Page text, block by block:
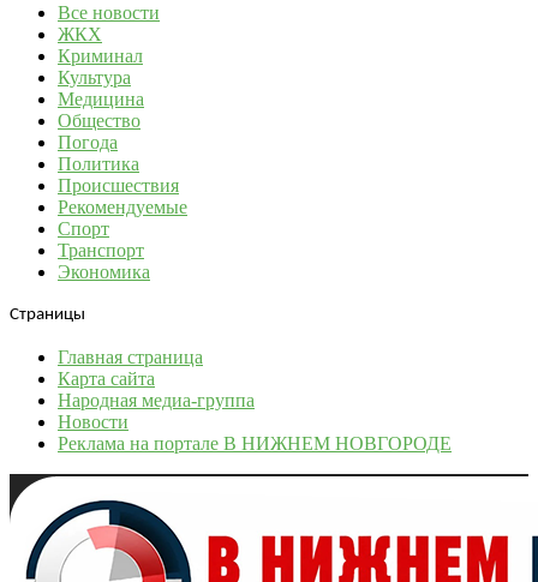
Все новости
ЖКХ
Криминал
Культура
Медицина
Общество
Погода
Политика
Происшествия
Рекомендуемые
Спорт
Транспорт
Экономика
Страницы
Главная страница
Карта сайта
Народная медиа-группа
Новости
Реклама на портале В НИЖНЕМ НОВГОРОДЕ